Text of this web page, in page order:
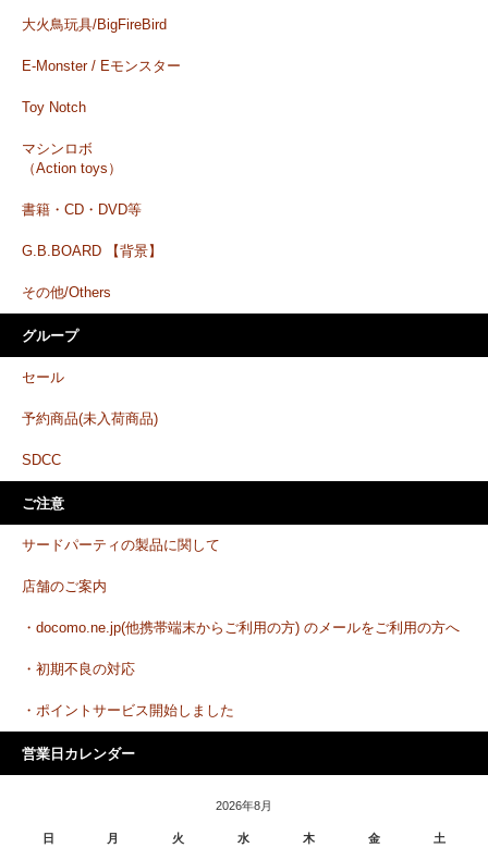
大火鳥玩具/BigFireBird
E-Monster / Eモンスター
Toy Notch
マシンロボ
（Action toys）
書籍・CD・DVD等
G.B.BOARD 【背景】
その他/Others
グループ
セール
予約商品(未入荷商品)
SDCC
ご注意
サードパーティの製品に関して
店舗のご案内
・docomo.ne.jp(他携帯端末からご利用の方) のメールをご利用の方へ
・初期不良の対応
・ポイントサービス開始しました
営業日カレンダー
2026年8月
日 月 火 水 木 金 土